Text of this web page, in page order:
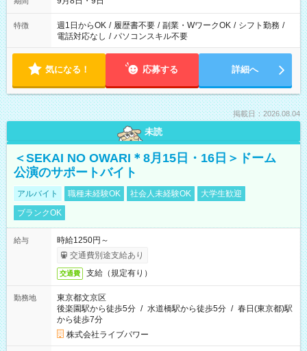
特徴 週1日からOK / 履歴書不要 / 副業・WワークOK / シフト勤務 /
電話対応なし / パソコンスキル不要
気になる！ 応募する 詳細へ
掲載日：2026.08.04
未読
＜SEKAI NO OWARI＊8月15日・16日＞ドーム
公演のサポートバイト
アルバイト 職種未経験OK 社会人未経験OK
大学生歓迎
ブランクOK
給与
時給1250円～
交通費別途支給あり
交通費 支給（規定有り）
勤務地
東京都文京区
後楽園駅から徒歩5分 / 水道橋駅から徒歩5分 / 春日(東京都)駅
から徒歩7分
株式会社ライブパワー